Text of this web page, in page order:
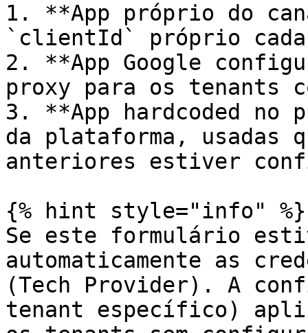
1. **App próprio do
`clientId` próprio
2. **App Google
proxy para os tenants
3. **App hardcoded no
da plataforma, usadas
anteriores estiver
{% hint style="info" %}
Se este formulário
automaticamente as
(Tech Provider). A
tenant específico)